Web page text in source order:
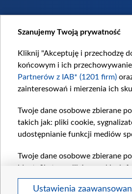
Szanujemy Twoją prywatność
Kliknij "Akceptuję i przechodzę
końcowym i ich
Partnerów z IAB* (1201 firm)
zainteresowań i mierzenia ich
Twoje dane osobowe zbierane
takich jak: pliki cookie,
udostępnianie funkcji mediów
Twoje dane osobowe zbierane
identyfikatory plików cookie,
pozostałychZaufanych
wyboru spersonalizowanych
Ustawienia